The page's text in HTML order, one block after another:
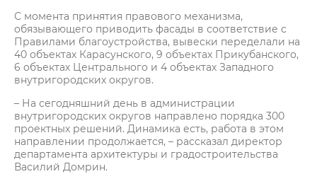
С момента принятия правового механизма,
обязывающего приводить фасады в соответствие с
Правилами благоустройства, вывески переделали на
40 объектах Карасунского, 9 объектах Прикубанского,
6 объектах Центрального и 4 объектах Западного
внутригородских округов.
– На сегодняшний день в администрации
внутригородских округов направлено порядка 300
проектных решений. Динамика есть, работа в этом
направлении продолжается, – рассказал директор
департамента архитектуры и градостроительства
Василий Домрин.